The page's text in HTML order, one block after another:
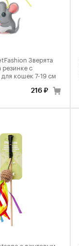
Зверята
с
кошек 7-19 см
216 ₽